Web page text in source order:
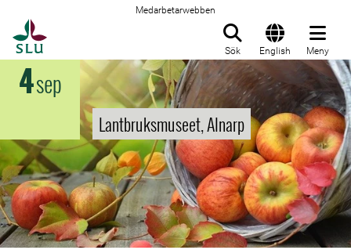
Medarbetarwebben
Sök English Meny
4sep
Lantbruksmuseet, Alnarp